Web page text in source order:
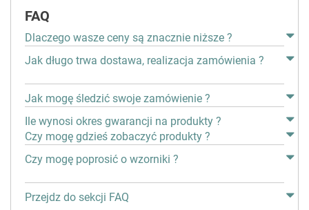
FAQ
Dlaczego wasze ceny są znacznie niższe ?
Jak długo trwa dostawa, realizacja zamówienia ?
Jak mogę śledzić swoje zamówienie ?
Ile wynosi okres gwarancji na produkty ?
Czy mogę gdzieś zobaczyć produkty ?
Czy mogę poprosić o wzorniki ?
Przejdz do sekcji FAQ